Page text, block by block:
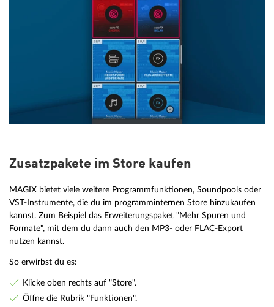
Zusatzpakete im Store kaufen
MAGIX bietet viele weitere Programmfunktionen, Soundpools oder
VST-Instrumente, die du im programminternen Store hinzukaufen
kannst. Zum Beispiel das Erweiterungspaket "Mehr Spuren und
Formate", mit dem du dann auch den MP3- oder FLAC-Export
nutzen kannst.
So erwirbst du es:
Klicke oben rechts auf "Store".
Öffne die Rubrik "Funktionen".